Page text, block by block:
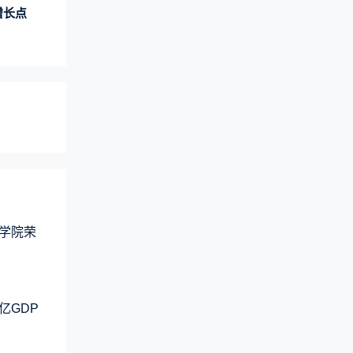
长点
院荣
GDP